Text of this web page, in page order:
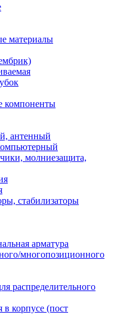
материалы
компоненты
антенный
молниезащита,
стабилизаторы
арматура
многопозиционного
распределительного
в корпусе (пост